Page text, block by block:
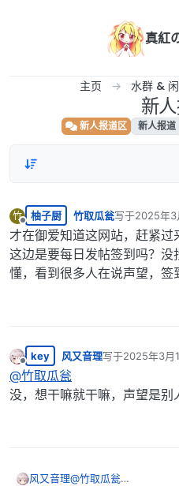
真紅
主页 水群 &
新
新人报道区 新人报道
竹
离线
柚子厨 竹取瓜瓮写于2025年3
最后由 编辑
才在御爱知道这网站，赶紧过
这边是要每日发帖签到吗？
懂，看到很多人在说声望，签
离线
key 风又音理写于2025年3月
最后由 编辑
@竹取瓜瓮
没，想干嘛就干嘛，声望是别
风又音理@竹取瓜瓮